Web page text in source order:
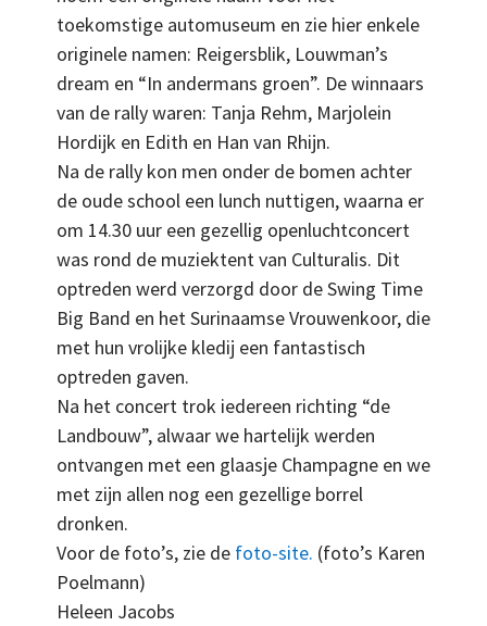
toekomstige automuseum en zie hier enkele
originele namen: Reigersblik, Louwman’s
dream en “In andermans groen”. De winnaars
van de rally waren: Tanja Rehm, Marjolein
Hordijk en Edith en Han van Rhijn.
Na de rally kon men onder de bomen achter
de oude school een lunch nuttigen, waarna er
om 14.30 uur een gezellig openluchtconcert
was rond de muziektent van Culturalis. Dit
optreden werd verzorgd door de Swing Time
Big Band en het Surinaamse Vrouwenkoor, die
met hun vrolijke kledij een fantastisch
optreden gaven.
Na het concert trok iedereen richting “de
Landbouw”, alwaar we hartelijk werden
ontvangen met een glaasje Champagne en we
met zijn allen nog een gezellige borrel
dronken.
Voor de foto’s, zie defoto-site. (foto’s Karen
Poelmann)
Heleen Jacobs